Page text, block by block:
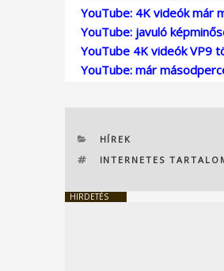
YouTube: 4K videók már
YouTube: javuló
YouTube 4K videók VP9
YouTube: már
KATEGÓRIÁK
HÍREK
CÍMKÉK
INTERNETES
HIRDETÉS